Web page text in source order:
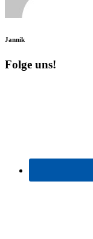
Jannik
Folge uns!